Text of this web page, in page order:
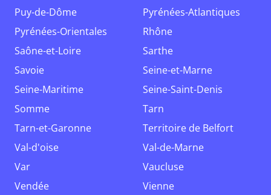
Puy-de-Dôme
Pyrénées-Atlantiques
Pyrénées-Orientales
Rhône
Saône-et-Loire
Sarthe
Savoie
Seine-et-Marne
Seine-Maritime
Seine-Saint-Denis
Somme
Tarn
Tarn-et-Garonne
Territoire de Belfort
Val-d'oise
Val-de-Marne
Var
Vaucluse
Vendée
Vienne